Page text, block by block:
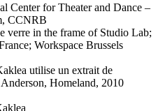
Center for Theater and Dance –
CCNRB
verre in the frame of Studio Lab;
Workspace Brussels
utilise un extrait de
Homeland, 2010